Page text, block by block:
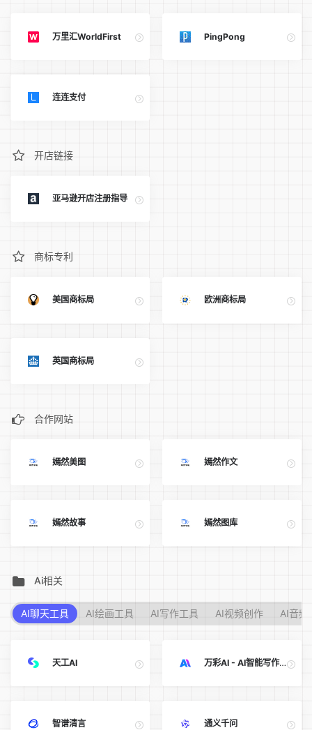
万里汇WorldFirst PingPong
连连支付
开店链接
亚马逊开店注册指导
商标专利
美国商标局 欧洲商标局
英国商标局
合作网站
嫣然美图 嫣然作文
嫣然故事 嫣然图库
Ai相关
AI聊天工具 AI绘画工具 AI写作工具 AI视频创作 AI音频
天工AI 万彩AI - AI智能写作生成神器,照片数字人制作,AI短视频制作
智谱清言 通义千问